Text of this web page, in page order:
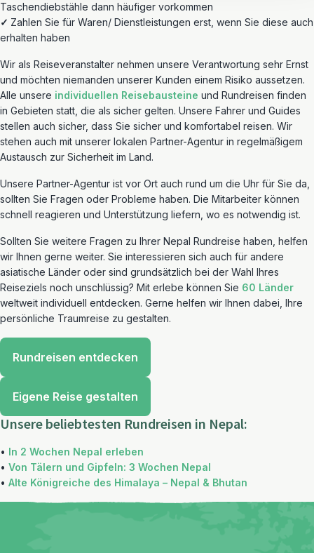
Taschendiebstähle dann häufiger vorkommen
✓ Zahlen Sie für Waren/ Dienstleistungen erst, wenn Sie diese auch
erhalten haben
Wir als Reiseveranstalter nehmen unsere Verantwortung sehr Ernst
und möchten niemanden unserer Kunden einem Risiko aussetzen.
Alle unsere individuellen Reisebausteine und Rundreisen finden
in Gebieten statt, die als sicher gelten. Unsere Fahrer und Guides
stellen auch sicher, dass Sie sicher und komfortabel reisen. Wir
stehen auch mit unserer lokalen Partner-Agentur in regelmäßigem
Austausch zur Sicherheit im Land.
Unsere Partner-Agentur ist vor Ort auch rund um die Uhr für Sie da,
sollten Sie Fragen oder Probleme haben. Die Mitarbeiter können
schnell reagieren und Unterstützung liefern, wo es notwendig ist.
Sollten Sie weitere Fragen zu Ihrer Nepal Rundreise haben, helfen
wir Ihnen gerne weiter. Sie interessieren sich auch für andere
asiatische Länder oder sind grundsätzlich bei der Wahl Ihres
Reiseziels noch unschlüssig? Mit erlebe können Sie 60 Länder
weltweit individuell entdecken. Gerne helfen wir Ihnen dabei, Ihre
persönliche Traumreise zu gestalten.
Rundreisen entdecken
Eigene Reise gestalten
Unsere beliebtesten Rundreisen in Nepal:
• In 2 Wochen Nepal erleben
• Von Tälern und Gipfeln: 3 Wochen Nepal
• Alte Königreiche des Himalaya – Nepal & Bhutan